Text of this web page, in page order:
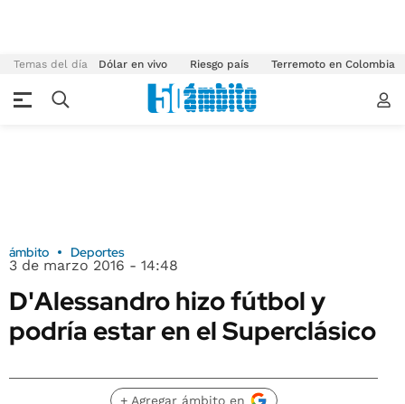
Temas del día Dólar en vivo Riesgo país Terremoto en Colombia
ámbito Deportes
3 de marzo 2016 - 14:48
D'Alessandro hizo fútbol y
podría estar en el Superclásico
+ Agregar ámbito en